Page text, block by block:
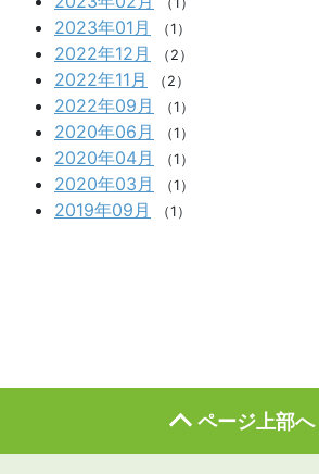
2023年01月 （1）
2022年12月 （2）
2022年11月 （2）
2022年09月 （1）
2020年06月 （1）
2020年04月 （1）
2020年03月 （1）
2019年09月 （1）
ページ上部へ